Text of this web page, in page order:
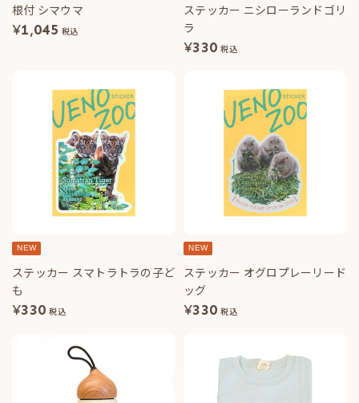
根付 シマウマ
¥1,045 税込
ステッカー ニシローランドゴリ
ラ
¥330 税込
NEW
ステッカー スマトラトラの子ど
も
¥330 税込
NEW
ステッカー オグロプレーリード
ッグ
¥330 税込